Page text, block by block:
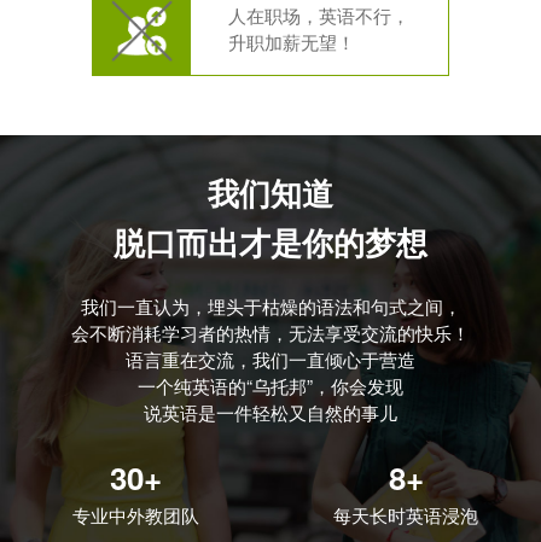
人在职场，英语不行，
升职加薪无望！
我们知道
脱口而出才是你的梦想
我们一直认为，埋头于枯燥的语法和句式之间，
会不断消耗学习者的热情，无法享受交流的快乐！
语言重在交流，我们一直倾心于营造
一个纯英语的“乌托邦”，你会发现
说英语是一件轻松又自然的事儿
30+
专业中外教团队
8+
每天长时英语浸泡